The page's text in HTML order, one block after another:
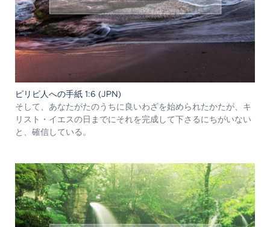
ピリピ人への手紙 1:6 (JPN)
そして、あなたがたのうちに良いわざを始められたかたが、キ
リスト・イエスの日までにそれを完成して下さるにちがいない
と、確信している。